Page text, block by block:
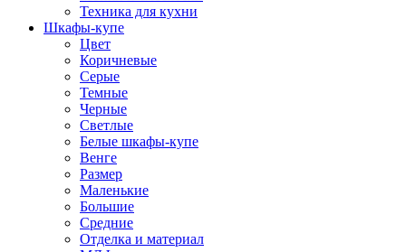
Техника для кухни
Шкафы-купе
Цвет
Коричневые
Серые
Темные
Черные
Светлые
Белые шкафы-купе
Венге
Размер
Маленькие
Большие
Средние
Отделка и материал